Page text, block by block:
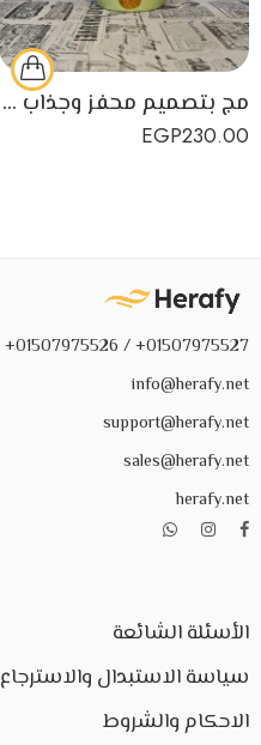
مج بتصميم محفز وجذاب مصنوع يدويًا من البورسلين
EGP230.00
01507975527+ / 01507975526+
info@herafy.net
support@herafy.net
sales@herafy.net
herafy.net
الأسئلة الشائعة
سياسة الاستبدال والاسترجاع
الاحكام والشروط